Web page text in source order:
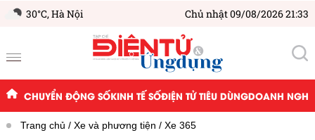
30°C,Hà Nội Chủ nhật 09/08/2026 21:33
CHUYỂN ĐỘNG SỐKINH TẾ SỐĐIỆN TỬ TIÊU DÙNGDOANH
Trang chủ Xe và phương tiện Xe 365